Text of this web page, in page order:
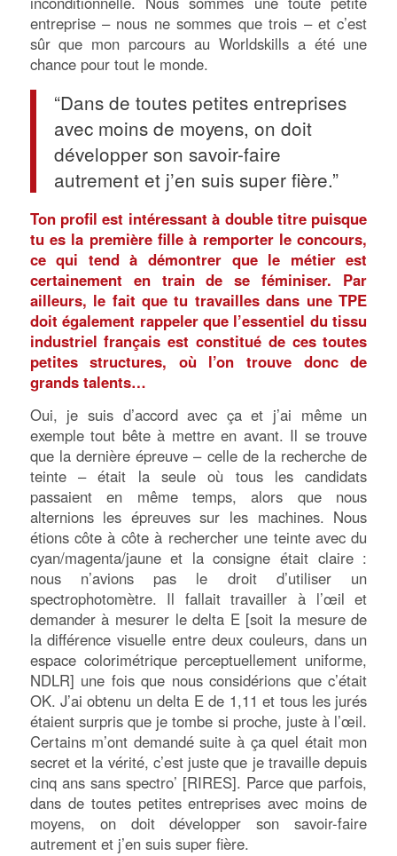
entreprise – nous ne sommes que trois – et c’est
sûr que mon parcours au Worldskills a été une
chance pour tout le monde.
“Dans de toutes petites entreprises
avec moins de moyens, on doit
développer son savoir-faire
autrement et j’en suis super fière.”
Ton profil est intéressant à double titre puisque
tu es la première fille à remporter le concours,
ce qui tend à démontrer que le métier est
certainement en train de se féminiser. Par
ailleurs, le fait que tu travailles dans une TPE
doit également rappeler que l’essentiel du tissu
industriel français est constitué de ces toutes
petites structures, où l’on trouve donc de
grands talents…
Oui, je suis d’accord avec ça et j’ai même un
exemple tout bête à mettre en avant. Il se trouve
que la dernière épreuve – celle de la recherche de
teinte – était la seule où tous les candidats
passaient en même temps, alors que nous
alternions les épreuves sur les machines. Nous
étions côte à côte à rechercher une teinte avec du
cyan/magenta/jaune et la consigne était claire :
nous n’avions pas le droit d’utiliser un
spectrophotomètre. Il fallait travailler à l’œil et
demander à mesurer le delta E [soit la mesure de
la différence visuelle entre deux couleurs, dans un
espace colorimétrique perceptuellement uniforme,
NDLR] une fois que nous considérions que c’était
OK. J’ai obtenu un delta E de 1,11 et tous les jurés
étaient surpris que je tombe si proche, juste à l’œil.
Certains m’ont demandé suite à ça quel était mon
secret et la vérité, c’est juste que je travaille depuis
cinq ans sans spectro’ [RIRES]. Parce que parfois,
dans de toutes petites entreprises avec moins de
moyens, on doit développer son savoir-faire
autrement et j’en suis super fière.